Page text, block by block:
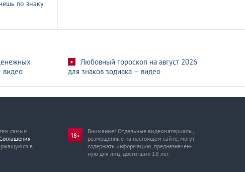
по знаку
видео
Любовный гороскоп на август 2026
для знаков зодиака — видео
самым
в
Внимание! Отдельные видеоматериалы,
размещенные на настоящем сайте, могут
содержать информацию, предназначен­
ную для лиц, достигших 18 лет.